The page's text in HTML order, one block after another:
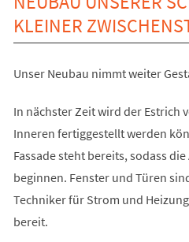
KLEINER
Unser Neubau nimmt weiter
In nächster Zeit wird der Estrich
Inneren fertiggestellt werden
Fassade steht bereits, sodass
beginnen. Fenster und Türen
Techniker für Strom und
bereit.